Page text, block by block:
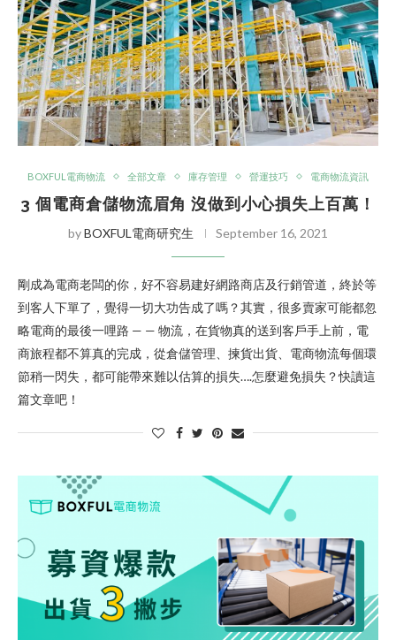
BOXFUL電商物流 全部文章 庫存管理 營運技巧 電商物流資訊
3 個電商倉儲物流眉角 沒做到小心損失上百萬！
byBOXFUL電商研究生 September 16, 2021
剛成為電商老闆的你，好不容易建好網路商店及行銷管道，終於等
到客人下單了，覺得一切大功告成了嗎？其實，很多賣家可能都忽
略電商的最後一哩路 — — 物流，在貨物真的送到客戶手上前，電
商旅程都不算真的完成，從倉儲管理、揀貨出貨、電商物流每個環
節稍一閃失，都可能帶來難以估算的損失….怎麼避免損失？快讀這
篇文章吧！